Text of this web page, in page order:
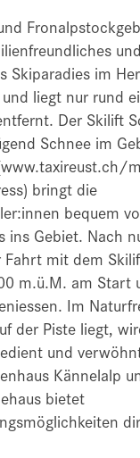
und
Skiparadies im
liegt nur rund
Der Skilift
Schnee im
bringt die
bequem
ins Gebiet. Nach
Fahrt mit dem
m.ü.M. am Start
Im
der Piste liegt,
und
Kännelalp
bietet